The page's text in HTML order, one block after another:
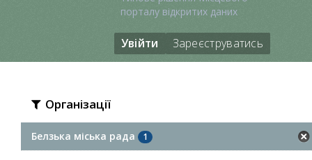
порталу відкритих даних
Увійти Зареєструватись
Організації
Белзька міська рада 1